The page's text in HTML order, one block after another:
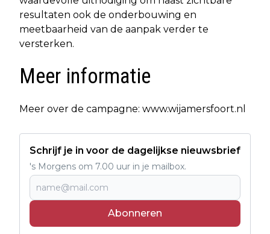
resultaten ook de onderbouwing en
meetbaarheid van de aanpak verder te
versterken.
Meer informatie
Meer over de campagne: www.wijamersfoort.nl
Schrijf je in voor de dagelijkse nieuwsbrief
's Morgens om 7.00 uur in je mailbox.
Abonneren